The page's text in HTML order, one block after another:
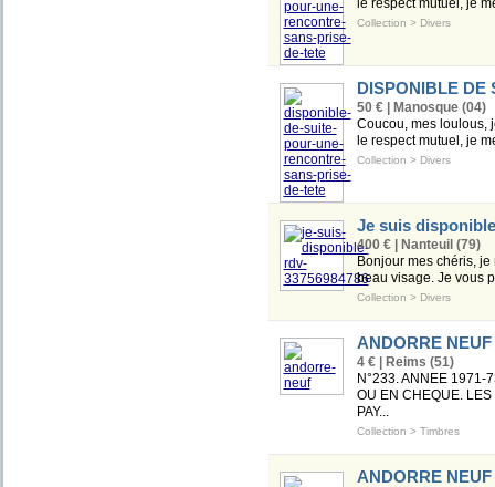
le respect mutuel, je
Collection > Divers
DISPONIBLE DE
50 € | Manosque (04)
Coucou, mes loulous,
le respect mutuel, je
Collection > Divers
Je suis
400 € | Nanteuil (79)
Bonjour mes chéris,
beau visage. Je vous
Collection > Divers
ANDORRE NEUF
4 € | Reims (51)
N°233. ANNEE 1971-
OU EN CHEQUE.
PAY...
Collection > Timbres
ANDORRE NEUF